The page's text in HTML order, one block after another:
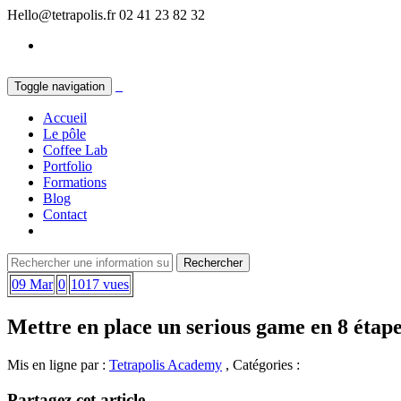
Hello@tetrapolis.fr 02 41 23 82 32
Toggle navigation
Accueil
Le pôle
Coffee Lab
Portfolio
Formations
Blog
Contact
09 Mar 0 1017 vues
Mettre en place un serious game en 8
Mis en ligne par : Tetrapolis Academy , Catégories :